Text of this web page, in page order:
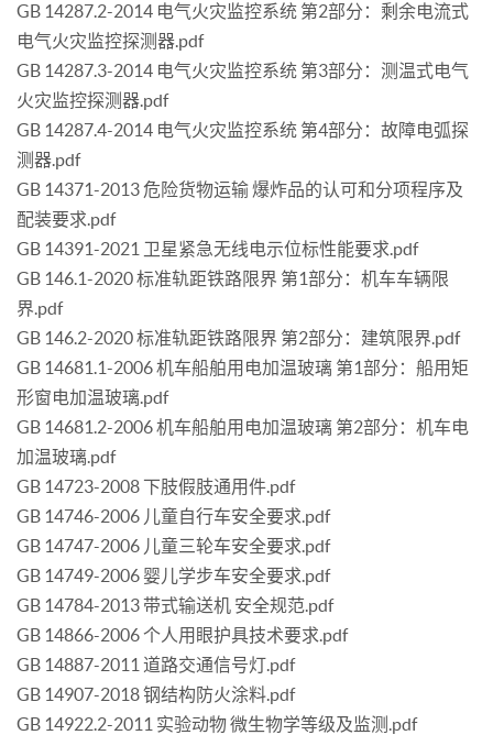
GB 14287.2-2014 电气火灾监控系统 第2部分：剩余电流式
电气火灾监控探测器.pdf
GB 14287.3-2014 电气火灾监控系统 第3部分：测温式电气
火灾监控探测器.pdf
GB 14287.4-2014 电气火灾监控系统 第4部分：故障电弧探
测器.pdf
GB 14371-2013 危险货物运输 爆炸品的认可和分项程序及
配装要求.pdf
GB 14391-2021 卫星紧急无线电示位标性能要求.pdf
GB 146.1-2020 标准轨距铁路限界 第1部分：机车车辆限
界.pdf
GB 146.2-2020 标准轨距铁路限界 第2部分：建筑限界.pdf
GB 14681.1-2006 机车船舶用电加温玻璃 第1部分：船用矩
形窗电加温玻璃.pdf
GB 14681.2-2006 机车船舶用电加温玻璃 第2部分：机车电
加温玻璃.pdf
GB 14723-2008 下肢假肢通用件.pdf
GB 14746-2006 儿童自行车安全要求.pdf
GB 14747-2006 儿童三轮车安全要求.pdf
GB 14749-2006 婴儿学步车安全要求.pdf
GB 14784-2013 带式输送机 安全规范.pdf
GB 14866-2006 个人用眼护具技术要求.pdf
GB 14887-2011 道路交通信号灯.pdf
GB 14907-2018 钢结构防火涂料.pdf
GB 14922.2-2011 实验动物 微生物学等级及监测.pdf